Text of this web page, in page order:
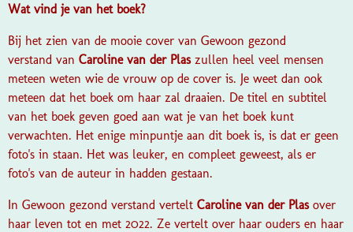
Wat vind je van het boek?
Bij het zien van de mooie cover van Gewoon gezond
verstand van Caroline van der Plas zullen heel veel mensen
meteen weten wie de vrouw op de cover is. Je weet dan ook
meteen dat het boek om haar zal draaien. De titel en subtitel
van het boek geven goed aan wat je van het boek kunt
verwachten. Het enige minpuntje aan dit boek is, is dat er geen
foto's in staan. Het was leuker, en compleet geweest, als er
foto's van de auteur in hadden gestaan.
In Gewoon gezond verstand vertelt Caroline van der Plas over
haar leven tot en met 2022. Ze vertelt over haar ouders en haar